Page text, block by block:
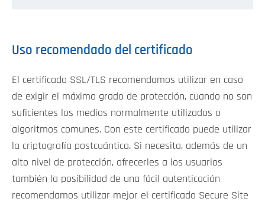
Uso recomendado del certificado
El certificado SSL/TLS recomendamos utilizar en caso
de exigir el máximo grado de protección, cuando no son
suficientes los medios normalmente utilizados o
algoritmos comunes. Con este certificado puede utilizar
la criptografía postcuántica. Si necesita, además de un
alto nivel de protección, ofrecerles a los usuarios
también la posibilidad de una fácil autenticación
recomendamos utilizar mejor el certificado Secure Site